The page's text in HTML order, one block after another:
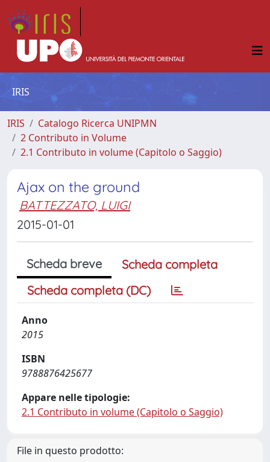
IRIS
IRIS
Catalogo Ricerca UNIPMN
2 Contributo in Volume
2.1 Contributo in volume (Capitolo o Saggio)
Ajax on the ground
BATTEZZATO, LUIGI
2015-01-01
Scheda breve
Scheda completa
Scheda completa (DC)
Anno
2015
ISBN
9788876425677
Appare nelle tipologie:
2.1 Contributo in volume (Capitolo o Saggio)
File in questo prodotto: